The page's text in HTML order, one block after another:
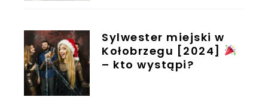
Sylwester miejski w
Kołobrzegu [2024]
– kto wystąpi?